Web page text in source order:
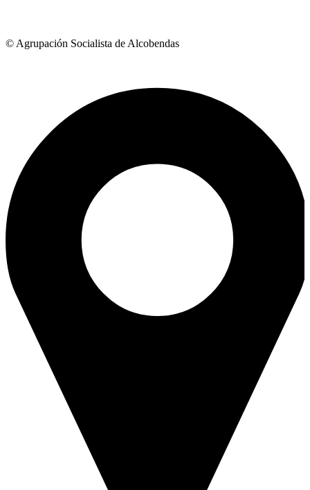
© Agrupación Socialista de Alcobendas